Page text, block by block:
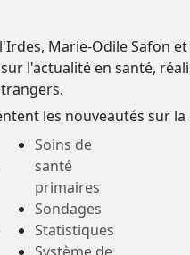
Marie-Odile Safon
l'actualité en santé,
les nouveautés sur
Soins de
santé
primaires
Sondages
Statistiques